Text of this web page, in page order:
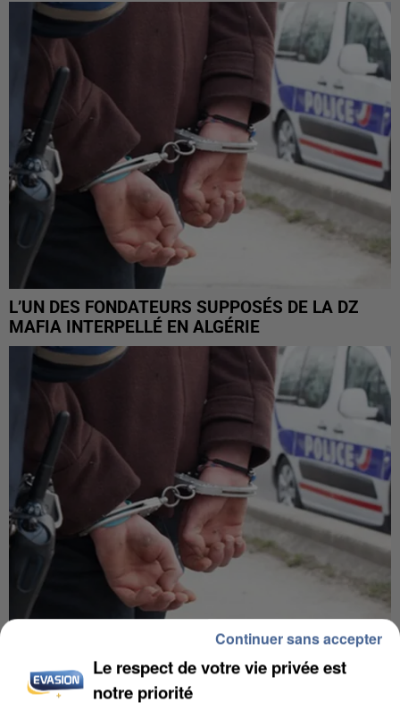
L’UN DES FONDATEURS SUPPOSÉS DE LA DZ
MAFIA INTERPELLÉ EN ALGÉRIE
INTERPELLÉ EN ALGÉRIE
Le respect de votre vie privée est
notre priorité
Continuer sans accepter